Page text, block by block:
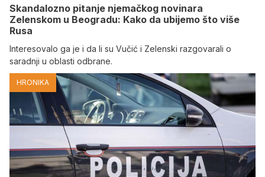
Skandalozno pitanje njemačkog novinara
Zelenskom u Beogradu: Kako da ubijemo što više
Rusa
Interesovalo ga je i da li su Vučić i Zelenski razgovarali o
saradnji u oblasti odbrane.
HRONIKA